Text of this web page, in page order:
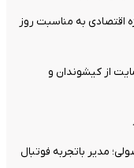
اقتصادی به مناسبت روز
از کیشوندان و
مدیر باتجربه فوتبال